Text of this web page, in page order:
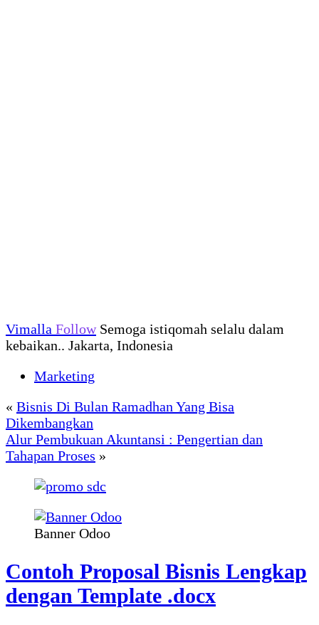
Vimalla Follow Semoga istiqomah selalu dalam
kebaikan.. Jakarta, Indonesia
Marketing
« Bisnis Di Bulan Ramadhan Yang Bisa
Dikembangkan
Alur Pembukuan Akuntansi : Pengertian dan
Tahapan Proses »
Banner Odoo
Contoh Proposal Bisnis Lengkap
dengan Template .docx